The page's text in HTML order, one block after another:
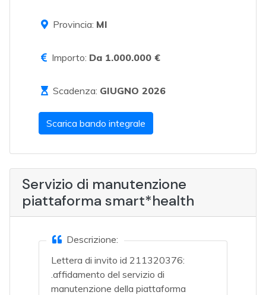
Provincia: MI
Importo: Da 1.000.000 €
Scadenza: GIUGNO 2026
Scarica bando integrale
Servizio di manutenzione
piattaforma smart*health
Descrizione:
Lettera di invito id 211320376:
.affidamento del servizio di
manutenzione della piattaforma